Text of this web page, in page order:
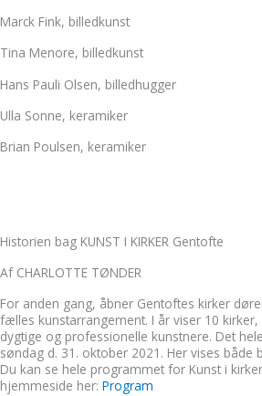
Marck Fink, billedkunst
Tina Menore, billedkunst
Hans Pauli Olsen, billedhugger
Ulla Sonne, keramiker
Brian Poulsen, keramiker
Historien bag KUNST I KIRKER Gentofte
Af CHARLOTTE TØNDER
For anden gang, åbner Gentoftes kirker
fælles kunstarrangement. I år viser 10
dygtige og professionelle kunstnere. Det
søndag d. 31. oktober 2021. Her vises både
Du kan se hele programmet for Kunst i
hjemmeside her: Program